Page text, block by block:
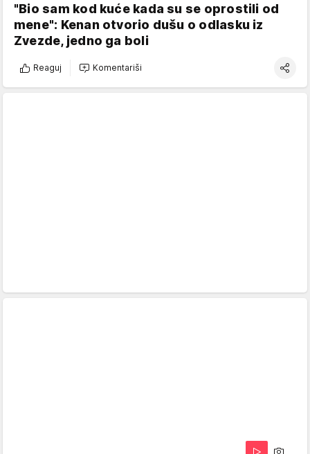
"Bio sam kod kuće kada su se oprostili od
mene": Kenan otvorio dušu o odlasku iz
Zvezde, jedno ga boli
Reaguj Komentariši